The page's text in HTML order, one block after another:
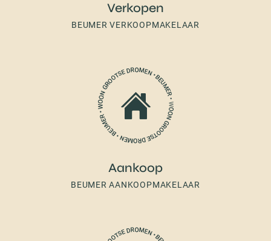
Verkopen
BEUMER VERKOOPMAKELAAR
Aankoop
BEUMER AANKOOPMAKELAAR